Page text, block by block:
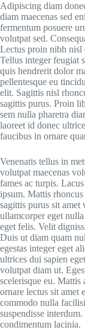
Adipiscing diam
diam maecenas sed
fermentum posuere
volutpat sed.
Lectus proin nibh nisl
Tellus integer feugiat
quis hendrerit dolor
pellentesque eu
elit. Sagittis nisl
sagittis purus. Proin
sem nulla pharetra
laoreet id donec
faucibus in ornare
Venenatis tellus in
volutpat maecenas
fames ac turpis.
ipsum. Mattis
sagittis purus sit amet
ullamcorper eget
eget felis. Velit
Duis ut diam quam
egestas integer eget
ultrices dui sapien
volutpat diam ut.
scelerisque eu.
ornare lectus sit amet
commodo nulla
suspendisse
condimentum lacinia.